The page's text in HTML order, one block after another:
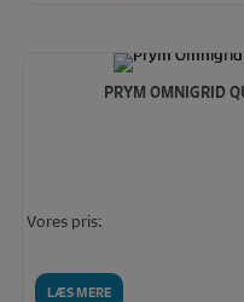
PRYM OMNIGRID
LÆS MERE
Vores pris: